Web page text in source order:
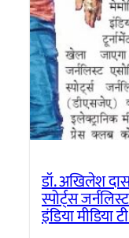
डॉ. अखिलेश दास
स्पोर्ट्स
इंडिया मीडिया